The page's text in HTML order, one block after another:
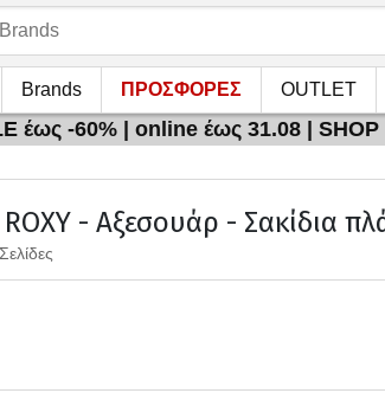
Brands ΠΡΟΣΦΟΡΕΣ OUTLET
έως -60% | online έως 31.08 | SHOP
- Αξεσουάρ - Σακίδια